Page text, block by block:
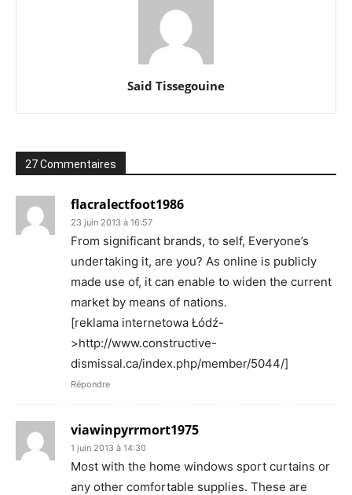
Said Tissegouine
27 Commentaires
flacralectfoot1986
23 juin 2013 à 16:57
From significant brands, to self, Everyone’s
undertaking it, are you? As online is publicly
made use of, it can enable to widen the current
market by means of nations.
[reklama internetowa Łódź-
>http://www.constructive-
dismissal.ca/index.php/member/5044/]
Répondre
viawinpyrrmort1975
1 juin 2013 à 14:30
Most with the home windows sport curtains or
any other comfortable supplies. These are